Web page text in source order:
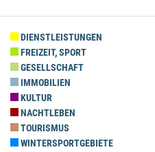
DIENSTLEISTUNGEN
FREIZEIT, SPORT
GESELLSCHAFT
IMMOBILIEN
KULTUR
NACHTLEBEN
TOURISMUS
WINTERSPORTGEBIETE